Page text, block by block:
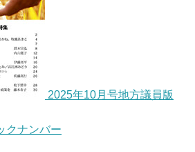
2025年10月号地方議員版
クナンバー